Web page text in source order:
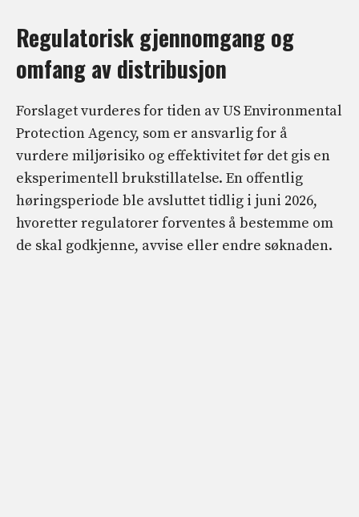
Regulatorisk gjennomgang og
omfang av distribusjon
Forslaget vurderes for tiden av US Environmental
Protection Agency, som er ansvarlig for å
vurdere miljørisiko og effektivitet før det gis en
eksperimentell brukstillatelse. En offentlig
høringsperiode ble avsluttet tidlig i juni 2026,
hvoretter regulatorer forventes å bestemme om
de skal godkjenne, avvise eller endre søknaden.